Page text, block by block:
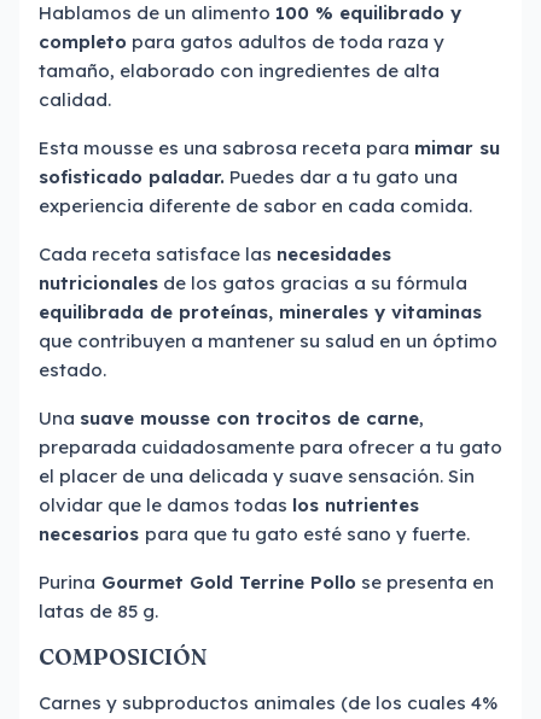
Hablamos de un alimento 100 % equilibrado y
completo para gatos adultos de toda raza y
tamaño, elaborado con ingredientes de alta
calidad.
Esta mousse es una sabrosa receta para mimar su
sofisticado paladar. Puedes dar a tu gato una
experiencia diferente de sabor en cada comida.
Cada receta satisface las necesidades
nutricionales de los gatos gracias a su fórmula
equilibrada de proteínas, minerales y vitaminas
que contribuyen a mantener su salud en un óptimo
estado.
Una suave mousse con trocitos de carne,
preparada cuidadosamente para ofrecer a tu gato
el placer de una delicada y suave sensación. Sin
olvidar que le damos todas los nutrientes
necesarios para que tu gato esté sano y fuerte.
Purina Gourmet Gold Terrine Pollo se presenta en
latas de 85 g.
COMPOSICIÓN
Carnes y subproductos animales (de los cuales 4%